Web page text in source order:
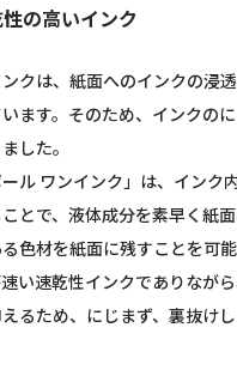
の高いインク
クは、紙面へのインクの浸
ます。そのため、インクの
した。
ル ワンインク」は、インク
とで、液体成分を素早く紙
色材を紙面に残すことを可
い速乾性インクでありなが
るため、にじまず、裏抜けし